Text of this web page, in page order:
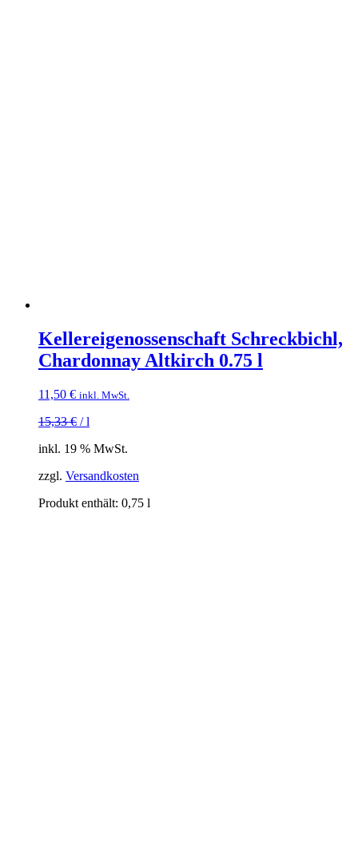
Kellereigenossenschaft Schreckbichl,
Chardonnay Altkirch 0.75 l
11,50 € inkl. MwSt.
15,33€ /l
inkl. 19 % MwSt.
zzgl. Versandkosten
Produkt enthält: 0,75 l